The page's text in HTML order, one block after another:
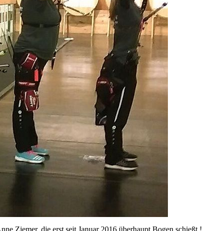
Ziemer, die erst seit Januar 2016 überhaupt Bogen schießt !